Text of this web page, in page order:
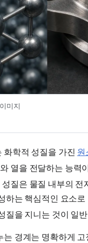
미지
화학적 성질을 가진 원
열을 전달하는 능력
질은 물질 내부의 전
하는 핵심적인 요소로
질을 지니는 것이 일
경계는 명확하게